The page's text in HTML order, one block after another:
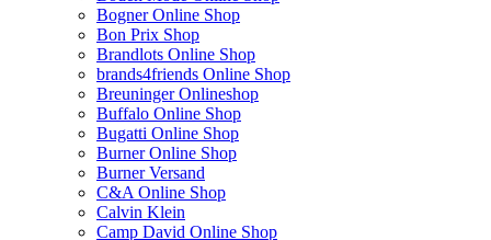
Bogner Online Shop
Bon Prix Shop
Brandlots Online Shop
brands4friends Online Shop
Breuninger Onlineshop
Buffalo Online Shop
Bugatti Online Shop
Burner Online Shop
Burner Versand
C&A Online Shop
Calvin Klein
Camp David Online Shop